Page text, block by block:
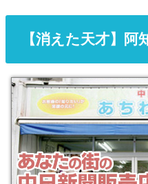
【消えた天才】阿